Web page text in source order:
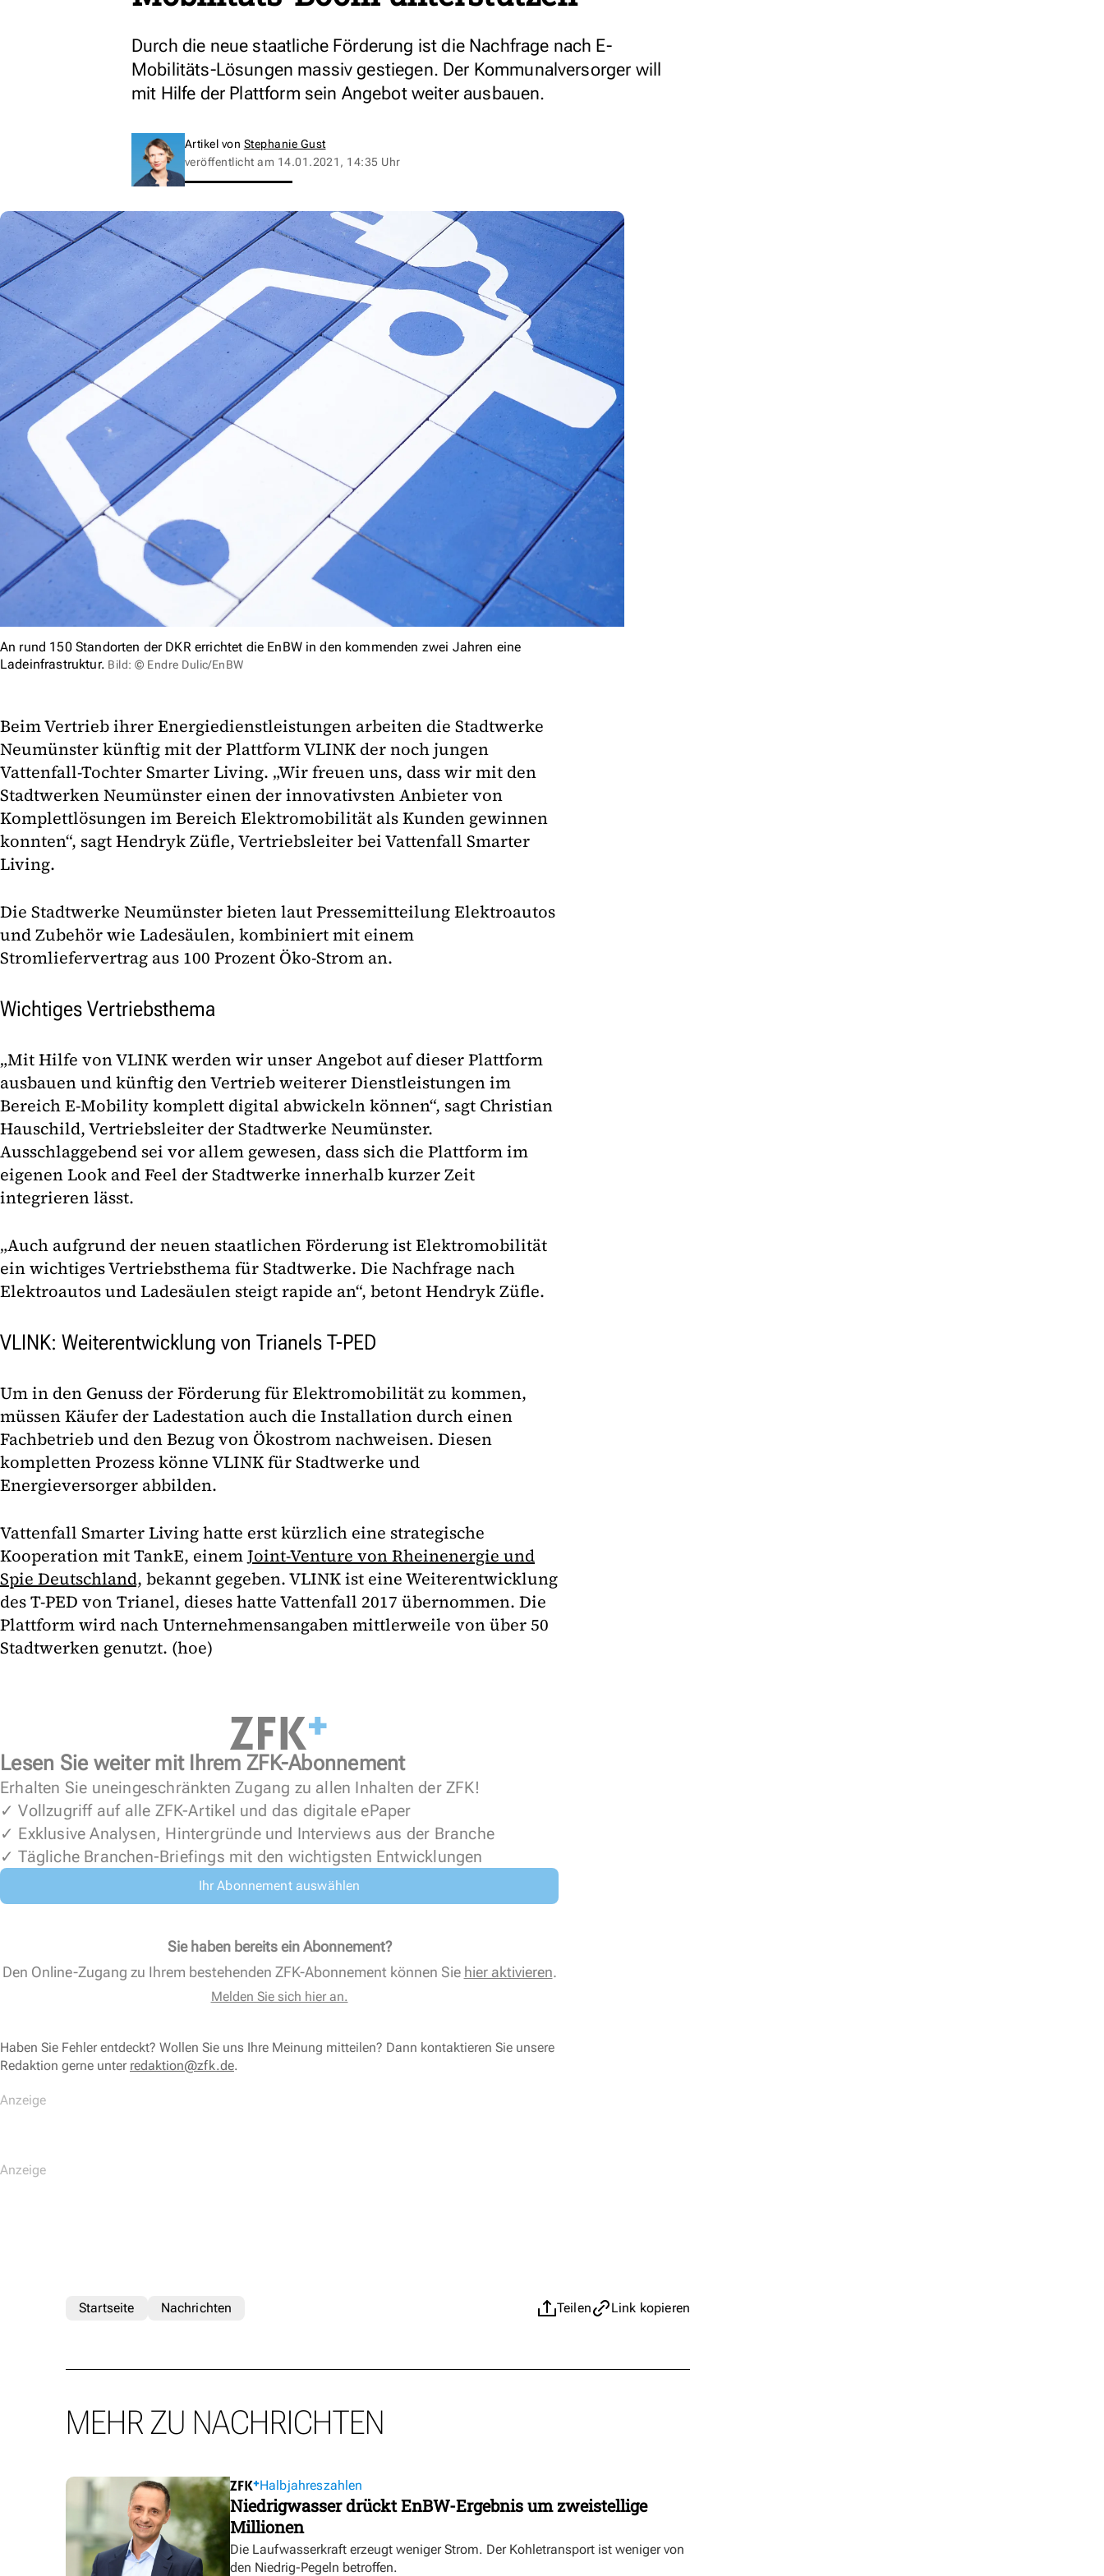
Durch die neue staatliche Förderung ist die Nachfrage nach E-
Mobilitäts-Lösungen massiv gestiegen. Der Kommunalversorger will
mit Hilfe der Plattform sein Angebot weiter ausbauen.
Artikel von Stephanie Gust
veröffentlicht am 14.01.2021, 14:35 Uhr
An rund 150 Standorten der DKR errichtet die EnBW in den kommenden zwei Jahren eine
Ladeinfrastruktur. Bild: © Endre Dulic/EnBW
Beim Vertrieb ihrer Energiedienstleistungen arbeiten die Stadtwerke
Neumünster künftig mit der Plattform VLINK der noch jungen
Vattenfall-Tochter Smarter Living. „Wir freuen uns, dass wir mit den
Stadtwerken Neumünster einen der innovativsten Anbieter von
Komplettlösungen im Bereich Elektromobilität als Kunden gewinnen
konnten“, sagt Hendryk Züfle, Vertriebsleiter bei Vattenfall Smarter
Living.
Die Stadtwerke Neumünster bieten laut Pressemitteilung Elektroautos
und Zubehör wie Ladesäulen, kombiniert mit einem
Stromliefervertrag aus 100 Prozent Öko-Strom an.
Wichtiges Vertriebsthema
„Mit Hilfe von VLINK werden wir unser Angebot auf dieser Plattform
ausbauen und künftig den Vertrieb weiterer Dienstleistungen im
Bereich E-Mobility komplett digital abwickeln können“, sagt Christian
Hauschild, Vertriebsleiter der Stadtwerke Neumünster.
Ausschlaggebend sei vor allem gewesen, dass sich die Plattform im
eigenen Look and Feel der Stadtwerke innerhalb kurzer Zeit
integrieren lässt.
„Auch aufgrund der neuen staatlichen Förderung ist Elektromobilität
ein wichtiges Vertriebsthema für Stadtwerke. Die Nachfrage nach
Elektroautos und Ladesäulen steigt rapide an“, betont Hendryk Züfle.
VLINK: Weiterentwicklung von Trianels T-PED
Um in den Genuss der Förderung für Elektromobilität zu kommen,
müssen Käufer der Ladestation auch die Installation durch einen
Fachbetrieb und den Bezug von Ökostrom nachweisen. Diesen
kompletten Prozess könne VLINK für Stadtwerke und
Energieversorger abbilden.
Vattenfall Smarter Living hatte erst kürzlich eine strategische
Kooperation mit TankE, einemJoint-Venture von Rheinenergie und
Spie Deutschland, bekannt gegeben. VLINK ist eine Weiterentwicklung
des T-PED von Trianel, dieses hatte Vattenfall 2017 übernommen. Die
Plattform wird nach Unternehmensangaben mittlerweile von über 50
Stadtwerken genutzt. (hoe)
Lesen Sie weiter mit Ihrem ZFK-Abonnement
Erhalten Sie uneingeschränkten Zugang zu allen Inhalten der ZFK!
✓ Vollzugriff auf alle ZFK-Artikel und das digitale ePaper
✓ Exklusive Analysen, Hintergründe und Interviews aus der Branche
✓ Tägliche Branchen-Briefings mit den wichtigsten Entwicklungen
Ihr Abonnement auswählen
Sie haben bereits ein Abonnement?
Den Online-Zugang zu Ihrem bestehenden ZFK-Abonnement können Sie hier aktivieren.
Melden Sie sich hier an.
Haben Sie Fehler entdeckt? Wollen Sie uns Ihre Meinung mitteilen? Dann kontaktieren Sie unsere
Redaktion gerne unter redaktion@zfk.de.
Teilen Link kopieren
Startseite Nachrichten
MEHR ZU NACHRICHTEN
Halbjahreszahlen
Niedrigwasser drückt EnBW-Ergebnis um zweistellige
Millionen
Die Laufwasserkraft erzeugt weniger Strom. Der Kohletransport ist weniger von
den Niedrig-Pegeln betroffen.